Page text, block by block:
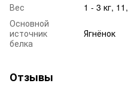
Вес
1 - 3 кг,
Основной
источник
белка
Ягнёнок
Отзывы